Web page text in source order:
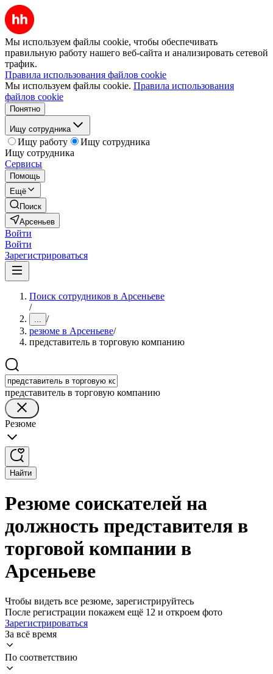
Мы используем файлы cookie, чтобы обеспечивать
правильную работу нашего веб-сайта и анализировать сетевой
трафик.
Правила использования файлов cookie
Мы используем файлы cookie. Правила использования
файлов cookie
Понятно
Ищу сотрудника
Ищу работу
Ищу сотрудника
Ищу сотрудника
Сервисы
Помощь
Ещё
Поиск
Арсеньев
Войти
Войти
Зарегистрироваться
Поиск сотрудников в Арсеньеве
/
... /
резюме в Арсеньеве/
представитель в торговую компанию
представитель в торговую компанию
Резюме
Найти
Резюме соискателей на
должность представителя в
торговой компании в
Арсеньеве
Чтобы видеть все резюме, зарегистрируйтесь
После регистрации покажем ещё 12 и откроем фото
Зарегистрироваться
За всё время
По соответствию